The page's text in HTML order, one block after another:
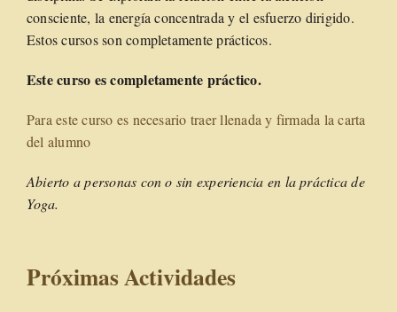
consciente, la energía concentrada y el esfuerzo dirigido.
Estos cursos son completamente prácticos.
Este curso es completamente práctico.
Para este curso es necesario traer llenada y firmada la carta
del alumno
Abierto a personas con o sin experiencia en la práctica de
Yoga.
Próximas Actividades